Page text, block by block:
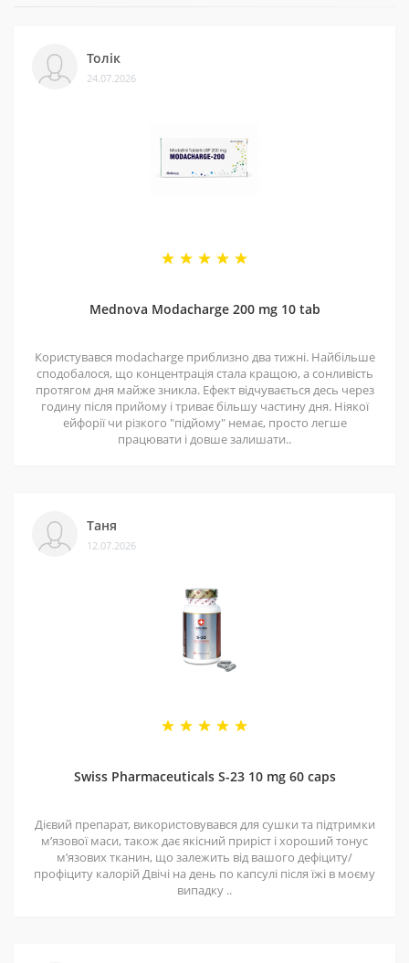
різних платформах. Це підтверджує, що нам можна
довіряти.
Маємо хороші ціни завдяки прямим контактам із
постачальниками. Часто бувають знижки — слідкуйте
допомогли багатьом клієнтам. Нам приємно, що нас
Толік
24.07.2026
Mednova Modacharge 200 mg 10 tab
Користувався modacharge приблизно два тижні. Найбільше
сподобалося, що концентрація стала кращою, а сонливість
протягом дня майже зникла. Ефект відчувається десь через
годину після прийому і триває більшу частину дня. Ніякої
ейфорії чи різкого "підйому" немає, просто легше
працювати і довше залишати..
Таня
12.07.2026
Swiss Pharmaceuticals S-23 10 mg 60 caps
Дієвий препарат, використовувався для сушки та підтримки
мʼязової маси, також дає якісний приріст і хороший тонус
мʼязових тканин, що залежить від вашого дефіциту/
профіциту калорій Двічі на день по капсулі після їжі в моєму
випадку ..